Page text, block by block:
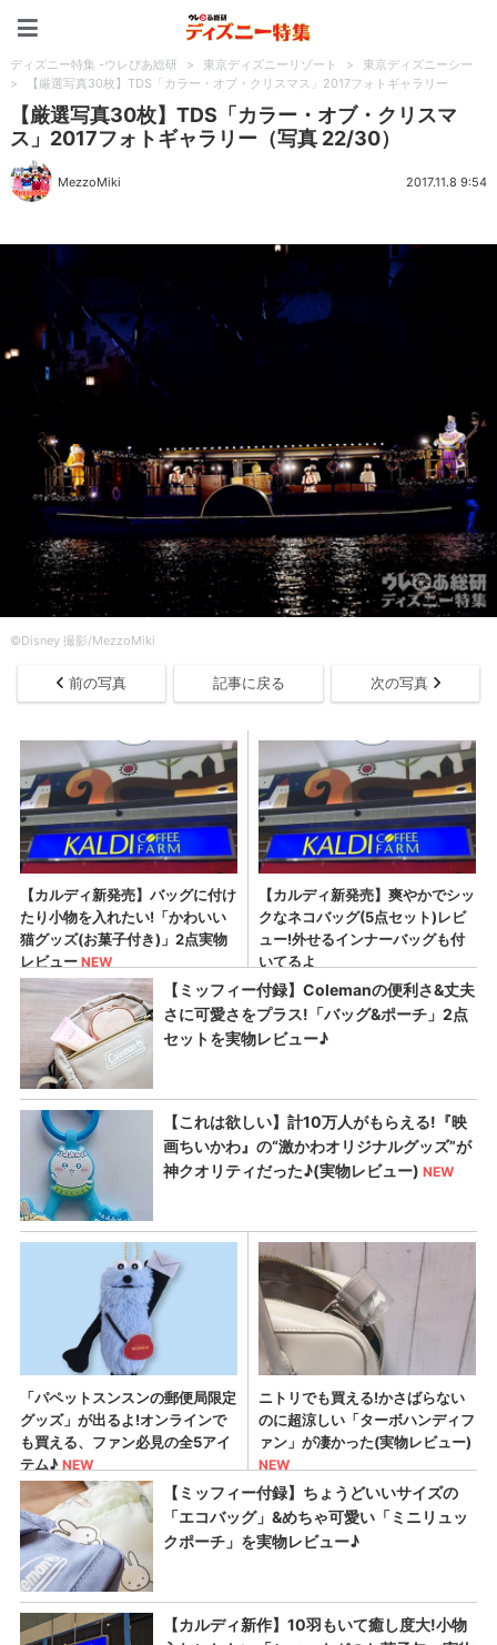
ディズニー特集 -ウレぴあ総研 > 東京ディズニーリゾート >
東京ディズニーシー
>
【厳選写真30枚】TDS「カラー・オブ・クリスマス」2017フォトギャラリー
【厳選写真30枚】TDS「カラー・オブ・クリスマ
ス」2017フォトギャラリー（写真 22/30）
MezzoMiki 2017.11.8 9:54
©︎Disney 撮影/MezzoMiki
前の写真 記事に戻る 次の写真